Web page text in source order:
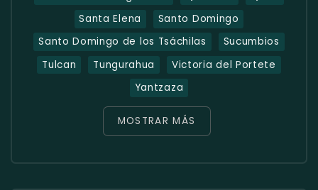
Santa Elena
Santo Domingo
Santo Domingo de los Tsáchilas
Sucumbios
Tulcan
Tungurahua
Victoria del Portete
Yantzaza
MOSTRAR MÁS